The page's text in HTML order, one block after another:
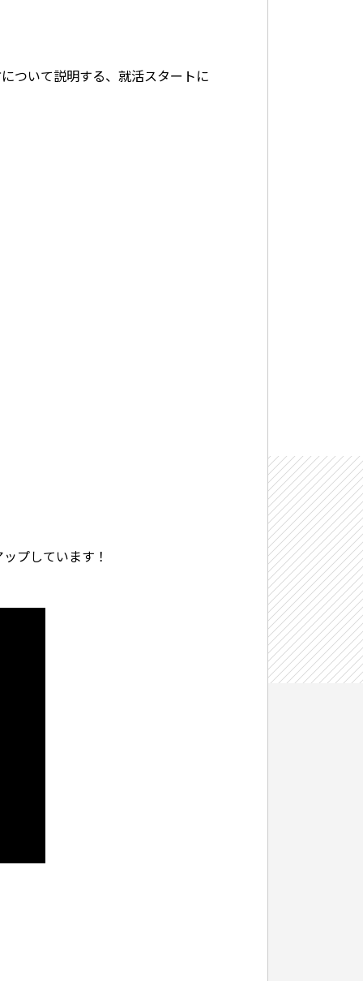
ついて説明する、就活スタートに
プしています！